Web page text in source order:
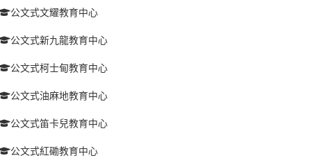
公文式文耀教育中心
公文式新九龍教育中心
公文式柯士甸教育中心
公文式油麻地教育中心
公文式笛卡兒教育中心
公文式紅磡教育中心